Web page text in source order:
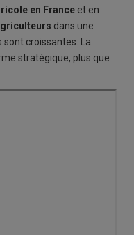
en France et en
dans une
sont croissantes. La
stratégique, plus que